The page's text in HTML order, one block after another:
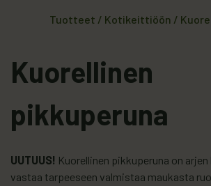
Tuotteet / Kotikeittiöön /
Kuorellinen
pikkuperuna
UUTUUS! Kuorellinen pikkuperuna on
vastaa tarpeeseen valmistaa maukasta